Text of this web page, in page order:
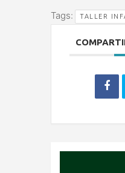
Tags: TALLER